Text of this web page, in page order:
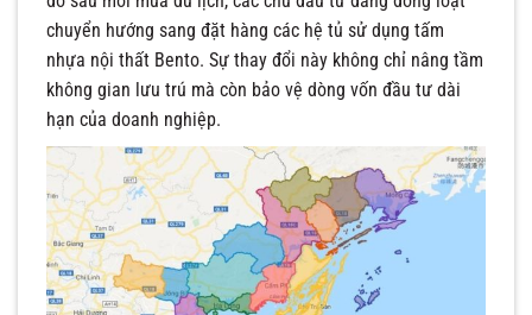
chuyển hướng sang đặt hàng các hệ tủ sử dụng tấm
nhựa nội thất Bento. Sự thay đổi này không chỉ nâng tầm
không gian lưu trú mà còn bảo vệ dòng vốn đầu tư dài
hạn của doanh nghiệp.